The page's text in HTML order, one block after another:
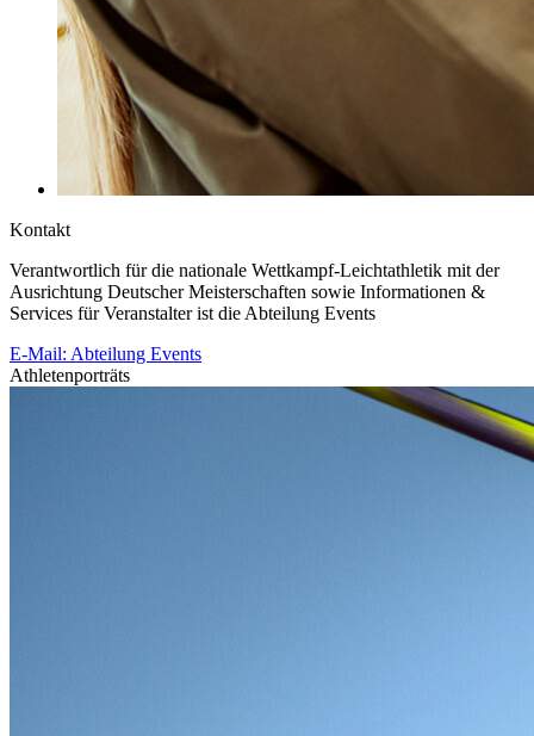
Kontakt
Verantwortlich für die nationale Wettkampf-Leichtathletik mit der
Ausrichtung Deutscher Meisterschaften sowie Informationen &
Services für Veranstalter ist die Abteilung Events
E-Mail: Abteilung Events
Athletenporträts